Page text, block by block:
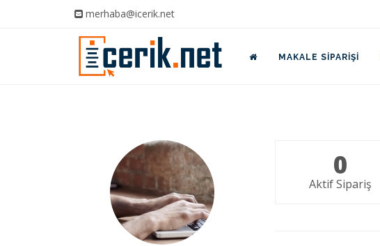
merhaba@icerik.net
MAKALE SIPARIŞI
0
Aktif Sipariş